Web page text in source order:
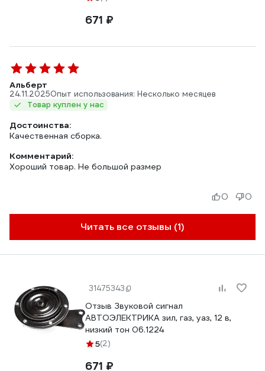
671 ₽
Альберт
24.11.2025Опыт использования: Несколько месяцев
Товар куплен у нас
Достоинства:
Качественная сборка.
Комментарий:
Хороший товар. Не большой размер
Читать все отзывы (1)
0 0
31475343
Отзыв Звуковой сигнал
АВТОЭЛЕКТРИКА зил, газ, уаз, 12 в,
низкий тон 06.1224
5(2)
671 ₽